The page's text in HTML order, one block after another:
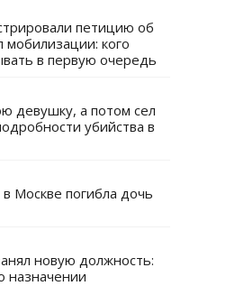
петицию об
кого
в первую очередь
девушку, а потом сел
убийства в
Москве погибла дочь
новую должность:
назначении